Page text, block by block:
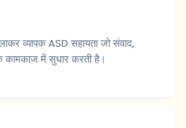
व्यापक ASD सहायता जो संवाद,
में सुधार करती है।